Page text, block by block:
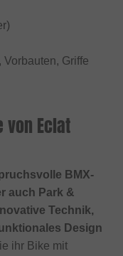
Vorbauten, Griffe
von Eclat
BMX-
auch Park &
Technik,
Design
ihr Bike mit